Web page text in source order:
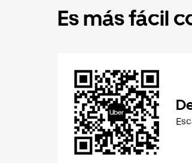
Es más fácil